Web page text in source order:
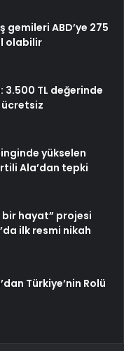
gemileri ABD’ye 275
olabilir
TL değerinde
ücretsiz
yükselen
Ala’dan tepki
bir hayat” projesi
ilk resmi nikah
Türkiye’nin Rolü